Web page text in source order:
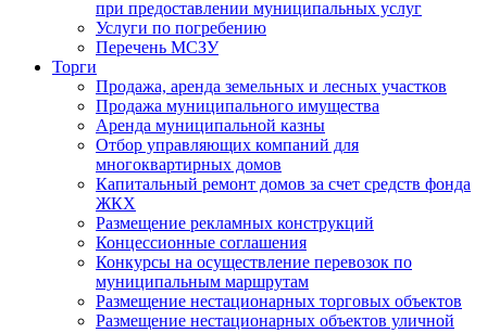
при предоставлении муниципальных услуг
Услуги по погребению
Перечень МСЗУ
Торги
Продажа, аренда земельных и лесных участков
Продажа муниципального имущества
Аренда муниципальной казны
Отбор управляющих компаний для
многоквартирных домов
Капитальный ремонт домов за счет средств фонда
ЖКХ
Размещение рекламных конструкций
Концессионные соглашения
Конкурсы на осуществление перевозок по
муниципальным маршрутам
Размещение нестационарных торговых объектов
Размещение нестационарных объектов уличной